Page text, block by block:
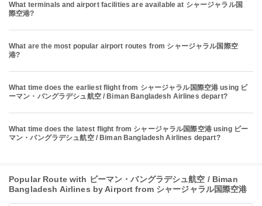
What terminals and airport facilities are available at シャージャラル国
際空港?
What are the most popular airport routes from シャージャラル国際空
港?
What time does the earliest flight from シャージャラル国際空港 using ビ
ーマン・バングラデシュ航空 / Biman Bangladesh Airlines depart?
What time does the latest flight from シャージャラル国際空港 using ビー
マン・バングラデシュ航空 / Biman Bangladesh Airlines depart?
Popular Route with ビーマン・バングラデシュ航空 / Biman
Bangladesh Airlines by Airport from シャージャラル国際空港